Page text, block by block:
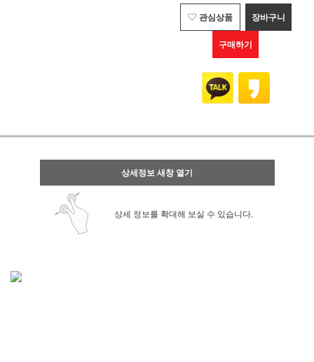
관심상품 장바구니
구매하기
상세정보 새창 열기
상세 정보를 확대해 보실 수 있습니다.